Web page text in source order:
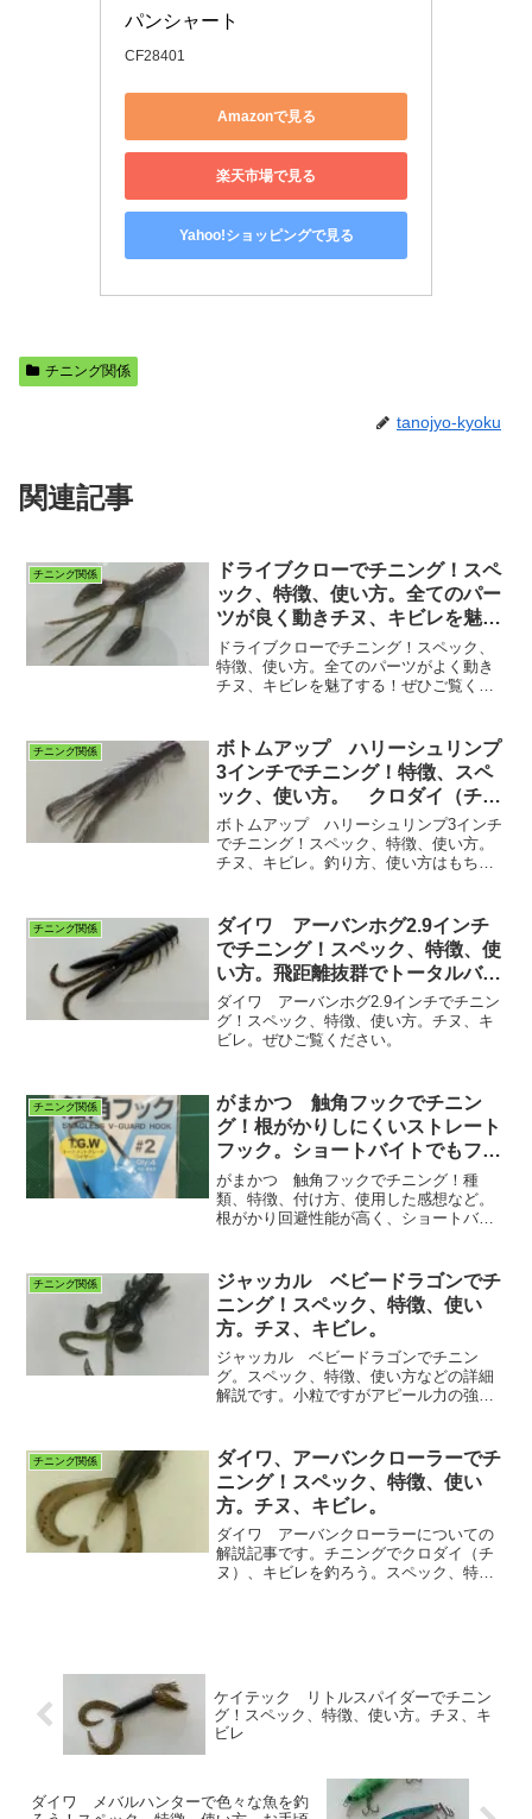
パンシャート
CF28401
Amazonで見る
楽天市場で見る
Yahoo!ショッピングで見る
チニング関係
tanojyo-kyoku
関連記事
チニング関係
ドライブクローでチニング！スペ
ック、特徴、使い方。全てのパー
ツが良く動きチヌ、キビレを魅了
する！
ドライブクローでチニング！スペック、
特徴、使い方。全てのパーツがよく動き
チヌ、キビレを魅了する！ぜひご覧くだ
チニング関係
ボトムアップ ハリーシュリンプ
3インチでチニング！特徴、スペ
ック、使い方。 クロダイ（チ
ヌ）キビレ
ボトムアップ ハリーシュリンプ3インチ
でチニング！スペック、特徴、使い方。
チヌ、キビレ。釣り方、使い方はもちろ
チニング関係
ダイワ アーバンホグ2.9インチ
でチニング！スペック、特徴、使
い方。飛距離抜群でトータルバラ
ンスに優れたワームです！
ダイワ アーバンホグ2.9インチでチニン
グ！スペック、特徴、使い方。チヌ、キ
ビレ。ぜひご覧ください。
チニング関係
がまかつ 触角フックでチニン
グ！根がかりしにくいストレート
フック。ショートバイトでもフッ
キングが決まる！特徴、種類な
ど。チヌ、キビレ
がまかつ 触角フックでチニング！種
類、特徴、付け方、使用した感想など。
根がかり回避性能が高く、ショートバイ
チニング関係
ジャッカル ベビードラゴンでチ
ニング！スペック、特徴、使い
方。チヌ、キビレ。
ジャッカル ベビードラゴンでチニン
グ。スペック、特徴、使い方などの詳細
解説です。小粒ですがアピール力の強い
チニング関係
ダイワ、アーバンクローラーでチ
ニング！スペック、特徴、使い
方。チヌ、キビレ。
ダイワ アーバンクローラーについての
解説記事です。チニングでクロダイ（チ
ヌ）、キビレを釣ろう。スペック、特
ケイテック リトルスパイダーでチニン
グ！スペック、特徴、使い方。チヌ、キ
ビレ
ダイワ メバルハンターで色々な魚を釣